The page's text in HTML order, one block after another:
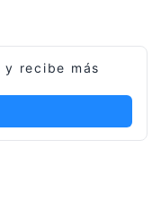
y recibe más